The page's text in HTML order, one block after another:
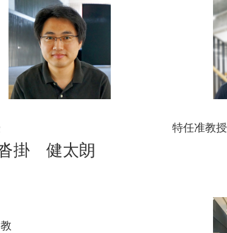
掛 健太朗
特任准教授